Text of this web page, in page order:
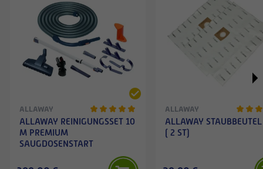
ALLAWAY
ALLAWAY REINIGUNGSSET 10
M PREMIUM
SAUGDOSENSTART
ALLAWAY
ALLAWAY
( 2 ST)